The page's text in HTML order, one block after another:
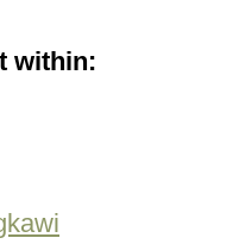
within: